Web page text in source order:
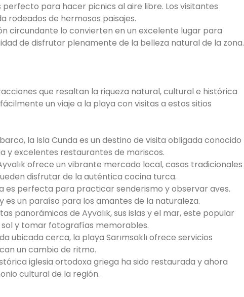
para hacer picnics al aire libre. Los visitantes
rodeados de hermosos paisajes.
circundante lo convierten en un excelente lugar para
de disfrutar plenamente de la belleza natural de la zona.
que resaltan la riqueza natural, cultural e histórica
un viaje a la playa con visitas a estos sitios
la Isla Cunda es un destino de visita obligada conocido
y excelentes restaurantes de mariscos.
ofrece un vibrante mercado local, casas tradicionales
disfrutar de la auténtica cocina turca.
es perfecta para practicar senderismo y observar aves.
un paraíso para los amantes de la naturaleza.
panorámicas de Ayvalık, sus islas y el mar, este popular
y tomar fotografías memorables.
ubicada cerca, la playa Sarımsaklı ofrece servicios
un cambio de ritmo.
iglesia ortodoxa griega ha sido restaurada y ahora
cultural de la región.